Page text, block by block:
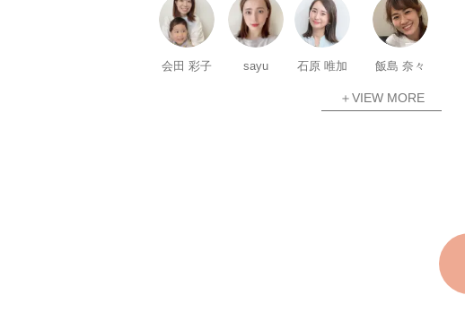
会田 彩子 sayu 石原 唯加 飯島 奈々
＋VIEW MORE